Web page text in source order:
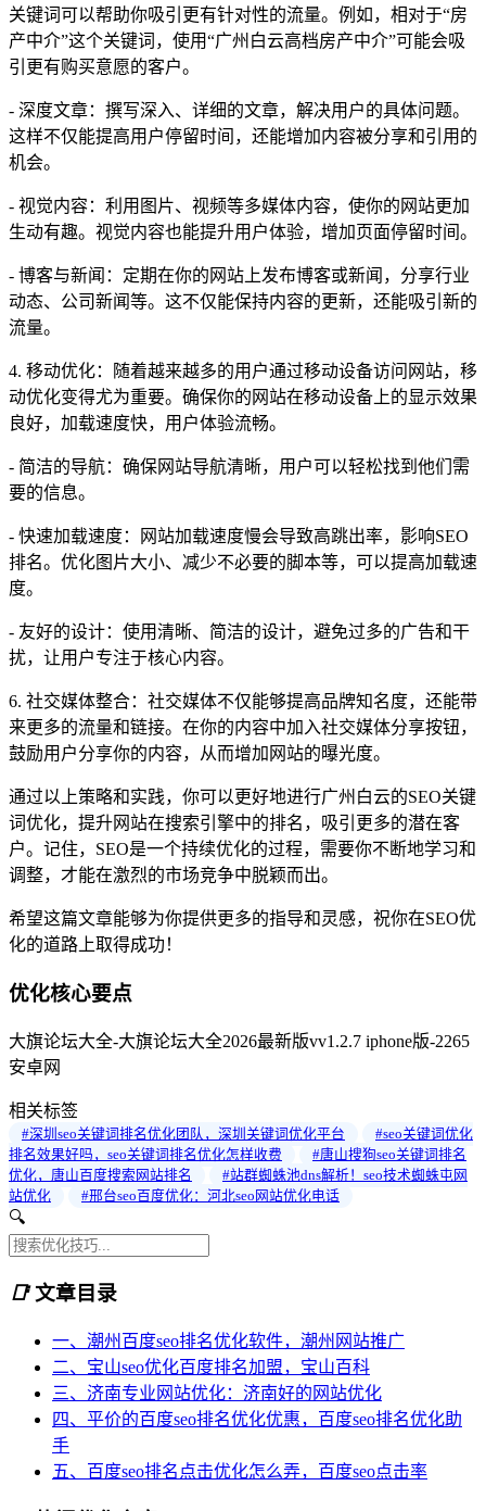
关键词可以帮助你吸引更有针对性的流量。例如，相对于“房
产中介”这个关键词，使用“广州白云高档房产中介”可能会吸
引更有购买意愿的客户。
- 深度文章：撰写深入、详细的文章，解决用户的具体问题。
这样不仅能提高用户停留时间，还能增加内容被分享和引用的
机会。
- 视觉内容：利用图片、视频等多媒体内容，使你的网站更加
生动有趣。视觉内容也能提升用户体验，增加页面停留时间。
- 博客与新闻：定期在你的网站上发布博客或新闻，分享行业
动态、公司新闻等。这不仅能保持内容的更新，还能吸引新的
流量。
4. 移动优化：随着越来越多的用户通过移动设备访问网站，移
动优化变得尤为重要。确保你的网站在移动设备上的显示效果
良好，加载速度快，用户体验流畅。
- 简洁的导航：确保网站导航清晰，用户可以轻松找到他们需
要的信息。
- 快速加载速度：网站加载速度慢会导致高跳出率，影响SEO
排名。优化图片大小、减少不必要的脚本等，可以提高加载速
度。
- 友好的设计：使用清晰、简洁的设计，避免过多的广告和干
扰，让用户专注于核心内容。
6. 社交媒体整合：社交媒体不仅能够提高品牌知名度，还能带
来更多的流量和链接。在你的内容中加入社交媒体分享按钮，
鼓励用户分享你的内容，从而增加网站的曝光度。
通过以上策略和实践，你可以更好地进行广州白云的SEO关键
词优化，提升网站在搜索引擎中的排名，吸引更多的潜在客
户。记住，SEO是一个持续优化的过程，需要你不断地学习和
调整，才能在激烈的市场竞争中脱颖而出。
希望这篇文章能够为你提供更多的指导和灵感，祝你在SEO优
化的道路上取得成功！
优化核心要点
大旗论坛大全-大旗论坛大全2026最新版vv1.2.7 iphone版-2265
安卓网
相关标签
#深圳seo关键词排名优化团队，深圳关键词优化平台
#seo关键词优化
排名效果好吗，seo关键词排名优化怎样收费
#唐山搜狗seo关键词排名
优化，唐山百度搜索网站排名
#站群蜘蛛池dns解析！seo技术蜘蛛屯网
站优化
#邢台seo百度优化：河北seo网站优化电话
🔍
📑文章目录
一、潮州百度seo排名优化软件，潮州网站推广
二、宝山seo优化百度排名加盟，宝山百科
三、济南专业网站优化：济南好的网站优化
四、平价的百度seo排名优化优惠，百度seo排名优化助
手
五、百度seo排名点击优化怎么弄，百度seo点击率